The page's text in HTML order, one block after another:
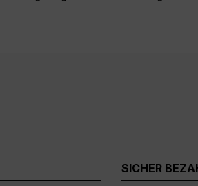
SICHER